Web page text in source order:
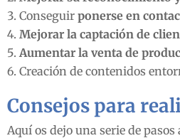
Conseguir ponerse en
Mejorar la captación de
Aumentar la venta de
Creación de contenidos
Consejos para
Aquí os dejo una serie de